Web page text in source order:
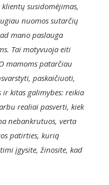
susidomėjimas,
nuomos sutarčių
mano paslauga
Tai motyvuoja eiti
mamoms patarčiau
paskaičiuoti,
ir kitas galimybes: reikia
realiai pasverti, kiek
nebankrutuos, verta
patirties, kurią
įgysite, žinosite, kad